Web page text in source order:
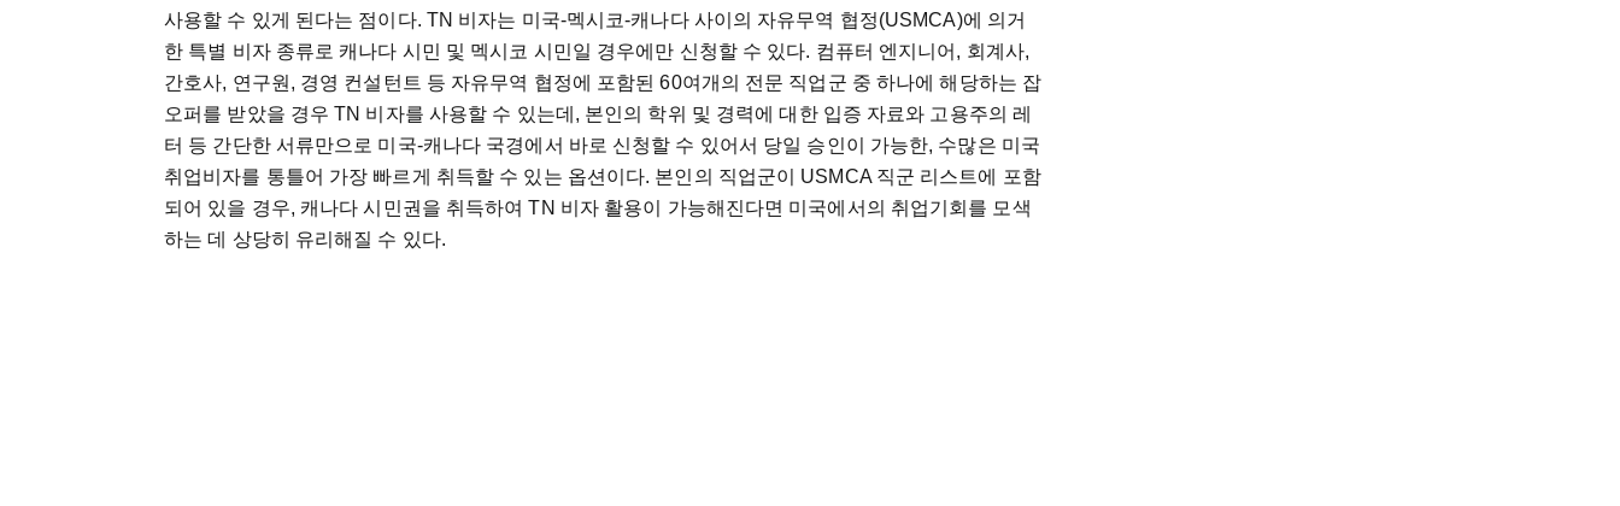
사용할 수 있게 된다는 점이다. TN 비자는 미국-멕시코-캐나다 사이의 자유무역 협정(USMCA)에 의거
한 특별 비자 종류로 캐나다 시민 및 멕시코 시민일 경우에만 신청할 수 있다. 컴퓨터 엔지니어 , 회계사,
간호사, 연구원 , 경영 컨설턴트 등 자유무역 협정에 포함된 60여개의 전문 직업군 중 하나에 해당하는 잡
오퍼를 받았을 경우 TN 비자를 사용할 수 있는데 , 본인의 학위 및 경력에 대한 입증 자료와 고용주의 레
터 등 간단한 서류만으로 미국-캐나다 국경에서 바로 신청할 수 있어서 당일 승인이 가능한, 수많은 미국
취업비자를 통틀어 가장 빠르게 취득할 수 있는 옵션이다. 본인의 직업군이 USMCA 직군 리스트에
포함
되어 있을 경우, 캐나다 시민권을 취득하여 TN 비자 활용이 가능해진다면 미국에서의 취업기회를 모색
하는 데 상당히 유리해질 수 있다.